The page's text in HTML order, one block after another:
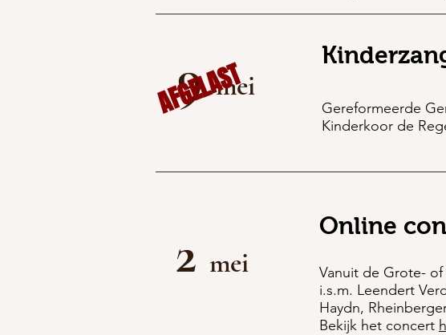
9mei
Gereformeerde
Kinderkoor de
AFGELAST
2 mei
Online
Vanuit de Grote-
i.s.m. Leendert
Haydn,
Bekijk het concert